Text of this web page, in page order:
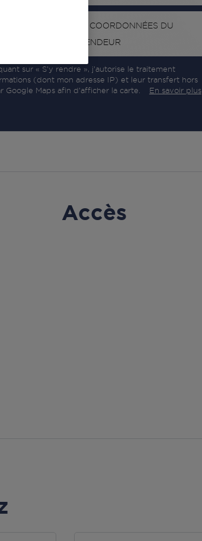
RECEVOIR LES COORDONNÉES DU
REVENDEUR
sur « S’y rendre », j’autorise le traitement
(dont mon adresse IP) et leur transfert hors
Google Maps afin d’afficher la carte.
En savoir plus
Accès